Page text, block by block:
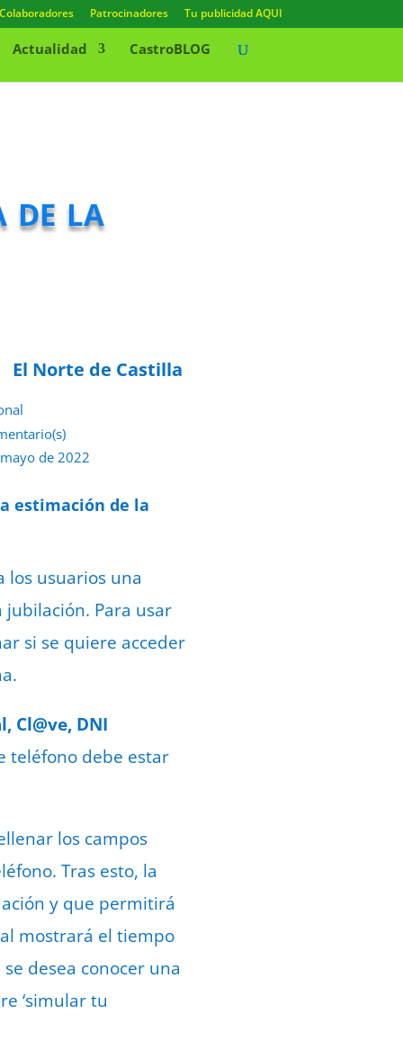
Colaboradores Patrocinadores Tu publicidad AQUI
Actualidad CastroBLOG
de la
El Norte de Castilla
de 2022
estimación de la
los usuarios una
jubilación. Para usar
si se quiere acceder
Cl@ve, DNI
teléfono debe estar
los campos
Tras esto, la
y que permitirá
mostrará el tiempo
desea conocer una
‘simular tu